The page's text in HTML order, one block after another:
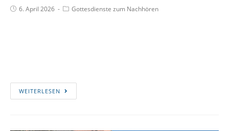
6. April 2026 Gottesdienste zum Nachhören
WEITERLESEN